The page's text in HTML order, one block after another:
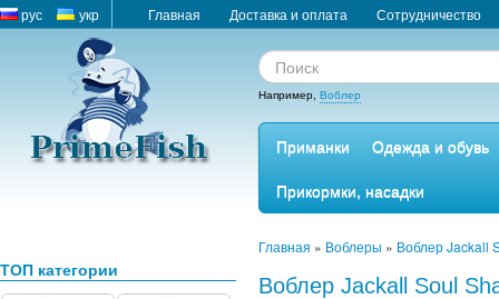
рус укр Главная Доставка и оплата Сотрудничество
Например, Воблер
Приманки
Одежда и обувь
Прикормки, насадки
ТОП категории
Главная » Воблеры » Воблер Jackall
Воблер Jackall Soul